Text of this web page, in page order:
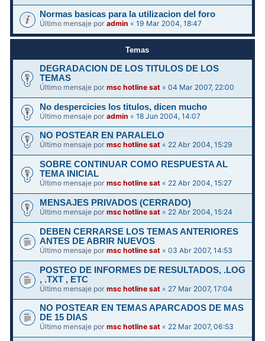
Normas basicas para la utilizacion del foro
Último mensaje poradmin «19 Mar 2004, 18:47
Temas
DEGRADACION DE LOS TITULOS DE LOS
TEMAS
Último mensaje pormsc hotline sat «04 Mar 2007, 22:00
No despercicies los titulos, dicen mucho
Último mensaje poradmin «18 Jun 2004, 14:07
NO POSTEAR EN PARALELO
Último mensaje pormsc hotline sat « 22 Abr 2004, 15:29
SOBRE CONTINUAR COMO RESPUESTA AL
TEMA INICIAL
Último mensaje pormsc hotline sat « 22 Abr 2004, 15:27
MENSAJES PRIVADOS (CERRADO)
Último mensaje pormsc hotline sat « 22 Abr 2004, 15:24
DEBEN CERRARSE LOS TEMAS ANTERIORES
ANTES DE ABRIR NUEVOS
Último mensaje pormsc hotline sat «03 Abr 2007, 14:53
POSTEO DE INFORMES DE RESULTADOS, .LOG
, .TXT , ETC
Último mensaje pormsc hotline sat « 27 Mar 2007, 17:04
NO POSTEAR EN TEMAS APARCADOS DE MAS
DE 15 DIAS
Último mensaje pormsc hotline sat « 22 Mar 2007, 06:53